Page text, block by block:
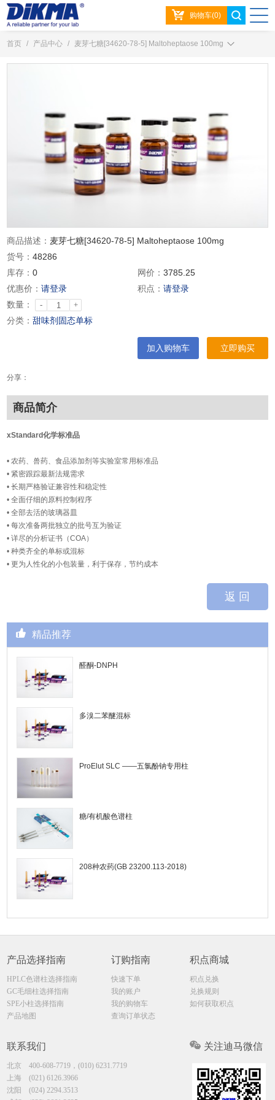
购物车(0)
首页 / 产品中心 / 麦芽七糖[34620-78-5] Maltoheptaose 100mg
商品描述： 麦芽七糖[34620-78-5] Maltoheptaose 100mg
货号：48286
库存：0 网价： 3785.25
优惠价：请登录 积点： 请登录
数量：
- +
分类：甜味剂固态单标
加入购物车 立即购买
分享：
商品简介
xStandard化学标准品
• 农药、兽药、食品添加剂等实验室常用标准品
• 紧密跟踪最新法规需求
• 长期严格验证兼容性和稳定性
• 全面仔细的原料控制程序
• 全部去活的玻璃器皿
• 每次准备两批独立的批号互为验证
• 详尽的分析证书（COA）
• 种类齐全的单标或混标
• 更为人性化的小包装量，利于保存，节约成本
返 回
精品推荐
醛酮-DNPH
多溴二苯醚混标
ProElut SLC ——五氯酚钠专用柱
糖/有机酸色谱柱
208种农药(GB 23200.113-2018)
产品选择指南
HPLC色谱柱选择指南
GC毛细柱选择指南
SPE小柱选择指南
产品地图
订购指南
快速下单
我的账户
我的购物车
查询订单状态
积点商城
积点兑换
兑换规则
如何获取积点
联系我们
北京400-608-7719，(010) 6231.7719
上海(021) 6126.3966
沈阳(024) 2294.3513
关注迪马微信